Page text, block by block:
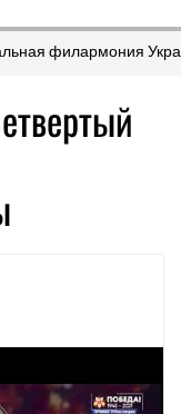
филармония